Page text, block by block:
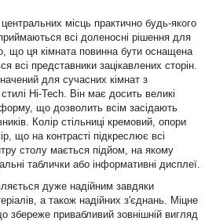
місць практично будь-якого
всі доленосні рішення для
що ця кімната повинна бути оснащена
всі представники зацікавлених сторін.
для сучасних кімнат з
Hi-Tech. Він має досить великі
що дозволить всім засідають
Колір стільниці кремовий, опори
що на контрасті підкреслює всі
столу мається підйом, на якому
таблички або інформативні дисплеї.
дуже надійним завдяки
а також надійних з'єднань. Міцне
збереже привабливий зовнішній вигляд